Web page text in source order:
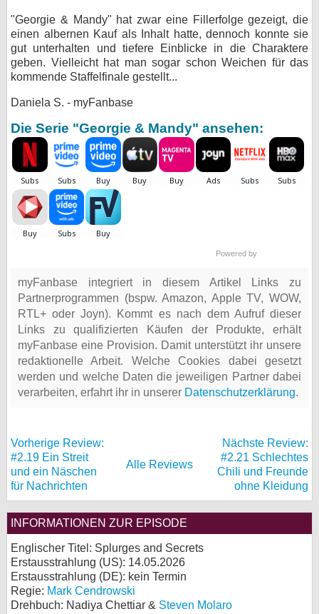
"Georgie & Mandy" hat zwar eine Fillerfolge gezeigt, die
einen albernen Kauf als Inhalt hatte, dennoch konnte sie
gut unterhalten und tiefere Einblicke in die Charaktere
geben. Vielleicht hat man sogar schon Weichen für das
kommende Staffelfinale gestellt...
Daniela S. - myFanbase
Die Serie "Georgie & Mandy" ansehen:
Powered by
myFanbase integriert in diesem Artikel Links zu
Partnerprogrammen (bspw. Amazon, Apple TV, WOW,
RTL+ oder Joyn). Kommt es nach dem Aufruf dieser
Links zu qualifizierten Käufen der Produkte, erhält
myFanbase eine Provision. Damit unterstützt ihr unsere
redaktionelle Arbeit. Welche Cookies dabei gesetzt
werden und welche Daten die jeweiligen Partner dabei
verarbeiten, erfahrt ihr in unserer Datenschutzerklärung.
Vorherige Review:
#2.19 Ein Streit
und ein Näschen
für Nachrichten
Alle Reviews
Nächste Review:
#2.21 Schlechtes
Chili und Freunde
ohne Kleidung
INFORMATIONEN ZUR EPISODE
Englischer Titel: Splurges and Secrets
Erstausstrahlung (US): 14.05.2026
Erstausstrahlung (DE): kein Termin
Regie: Mark Cendrowski
Drehbuch: Nadiya Chettiar & Steven Molaro